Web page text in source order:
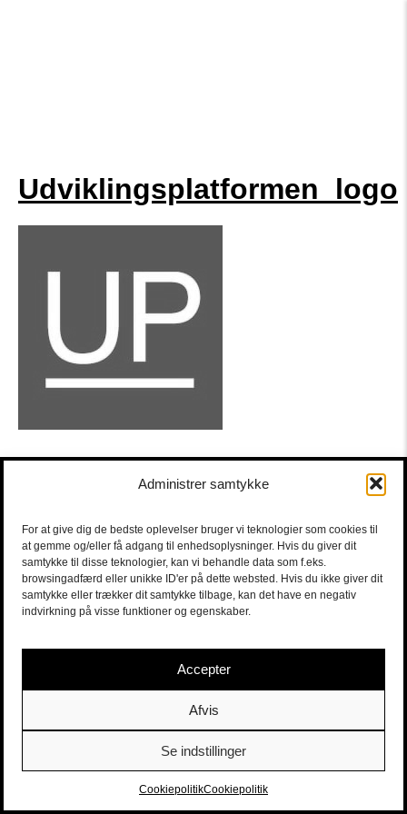
Administrer samtykke
For at give dig de bedste oplevelser bruger vi teknologier som cookies til
at gemme og/eller få adgang til enhedsoplysninger. Hvis du giver dit
samtykke til disse teknologier, kan vi behandle data som f.eks.
browsingadfærd eller unikke ID'er på dette websted. Hvis du ikke giver dit
samtykke eller trækker dit samtykke tilbage, kan det have en negativ
indvirkning på visse funktioner og egenskaber.
Accepter
Afvis
Se indstillinger
CookiepolitikCookiepolitik
Udviklingsplatformen_logo
Sort/Hvid | Staldgade 26-30 - 1699 Købehavn V |Billetter
|billet@sort-hvid.dk